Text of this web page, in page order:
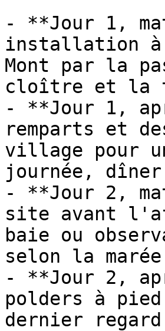
- **Jour 1,
installation à
Mont par la
cloître et la
- **Jour 1,
remparts et
village pour
journée,
- **Jour 2,
site avant
baie ou
selon la
- **Jour 2,
polders à
dernier